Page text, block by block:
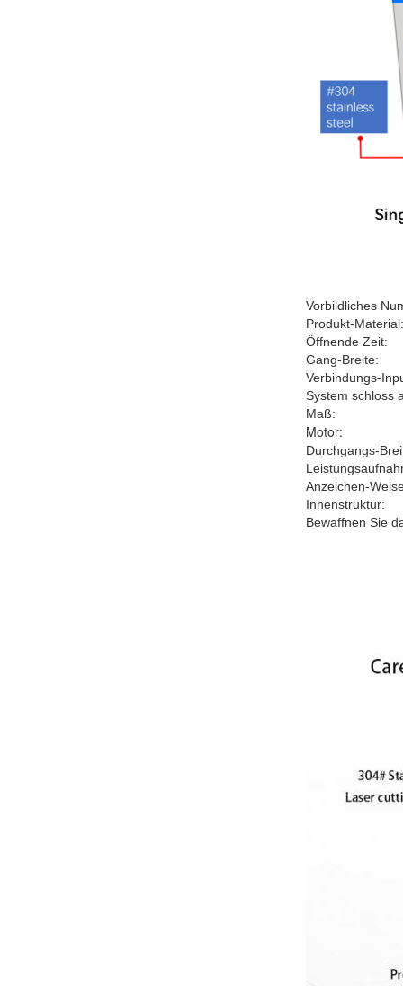
Vorbildliches
Produkt-Material:
Öffnende Zeit:
Gang-Breite:
Verbindungs-
System schloss
Maß:
Motor:
Durchgangs-
Anzeichen-
Innenstruktur:
Bewaffnen Sie